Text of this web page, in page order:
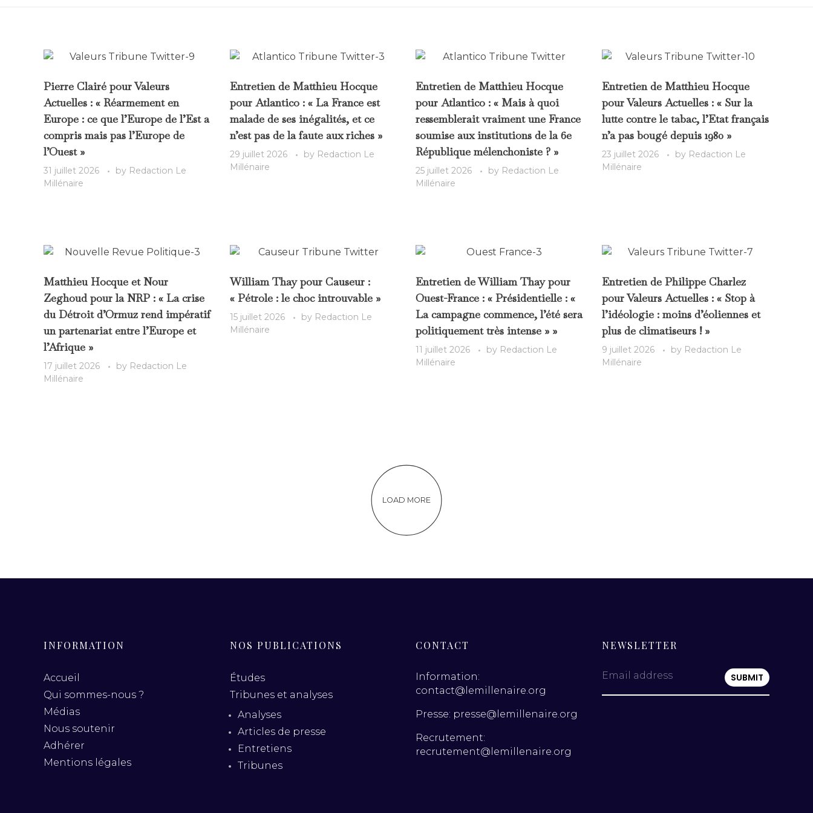
Pierre Clairé pour Valeurs
Actuelles : « Réarmement en
Europe : ce que l’Europe de l’Est a
compris mais pas l’Europe de
l’Ouest »
31 juillet 2026 by Redaction Le
Millénaire
Entretien de Matthieu Hocque
pour Atlantico : « La France est
malade de ses inégalités, et ce
n’est pas de la faute aux riches »
29 juillet 2026 by Redaction Le
Millénaire
Entretien de Matthieu Hocque
pour Atlantico : « Mais à quoi
ressemblerait vraiment une France
soumise aux institutions de la 6e
République mélenchoniste ? »
25 juillet 2026 by Redaction Le
Millénaire
Entretien de Matthieu Hocque
pour Valeurs Actuelles : « Sur la
lutte contre le tabac, l’Etat français
n’a pas bougé depuis 1980 »
23 juillet 2026 by Redaction Le
Millénaire
Matthieu Hocque et Nour
Zeghoud pour la NRP : « La crise
du Détroit d’Ormuz rend impératif
un partenariat entre l’Europe et
l’Afrique »
17 juillet 2026 by Redaction Le
Millénaire
William Thay pour Causeur :
« Pétrole : le choc introuvable »
15 juillet 2026 by Redaction Le
Millénaire
Entretien de William Thay pour
Ouest-France : « Présidentielle : «
La campagne commence, l’été sera
politiquement très intense » »
11 juillet 2026 by Redaction Le
Millénaire
Entretien de Philippe Charlez
pour Valeurs Actuelles : « Stop à
l’idéologie : moins d’éoliennes et
plus de climatiseurs ! »
9 juillet 2026 by Redaction Le
Millénaire
LOAD MORE
INFORMATION
Accueil
Qui sommes-nous ?
Médias
Nous soutenir
Adhérer
Mentions légales
NOS PUBLICATIONS
Études
Tribunes et analyses
Analyses
Articles de presse
Entretiens
Tribunes
CONTACT
Information:
contact@lemillenaire.org
Presse: presse@lemillenaire.org
Recrutement:
recrutement@lemillenaire.org
NEWSLETTER
Email address